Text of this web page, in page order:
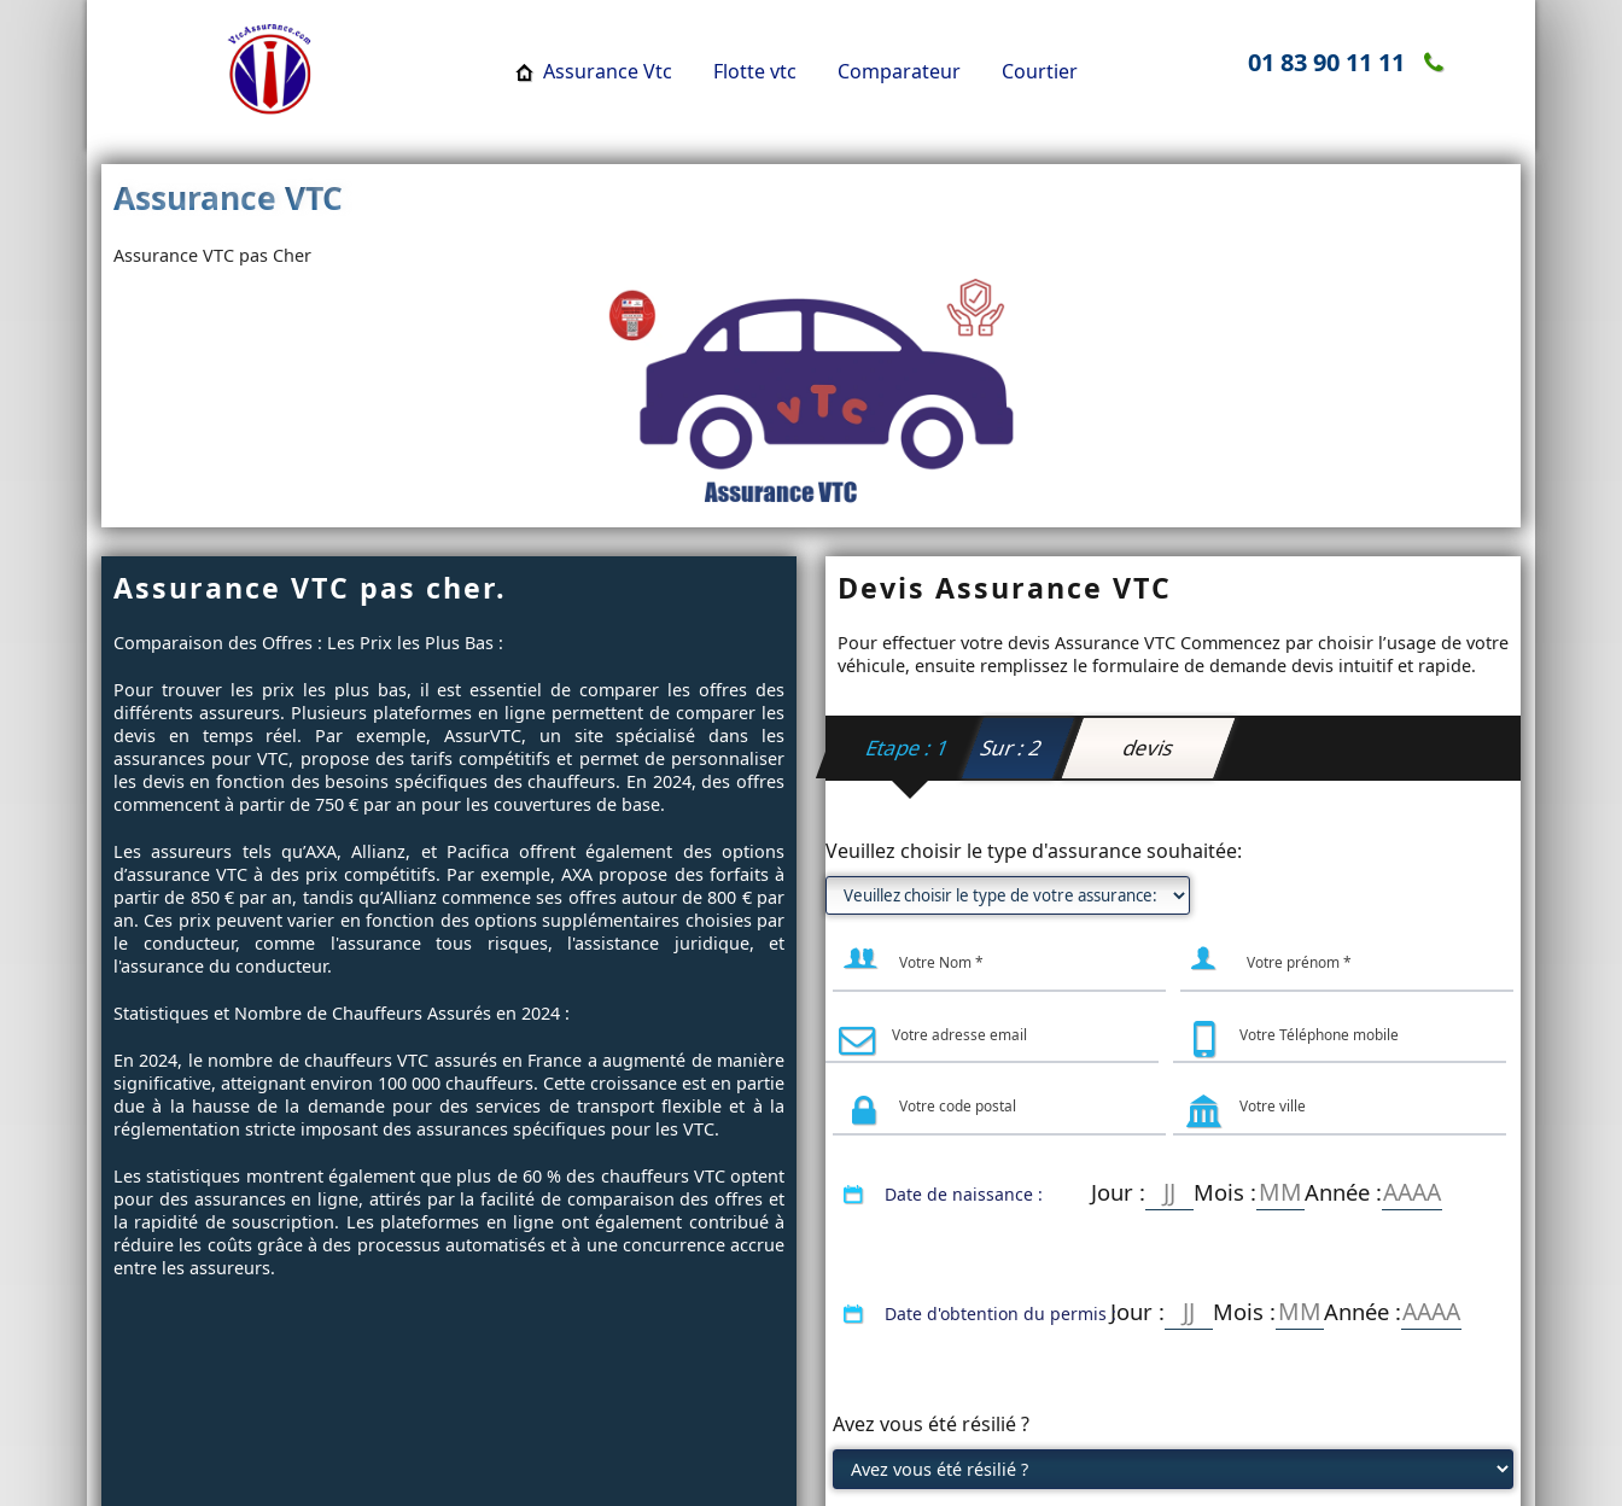
Assurance Vtc Flotte vtc Comparateur Courtier 01 83 90 11 11
Assurance VTC
Assurance VTC pas Cher
Assurance VTC pas cher.
Comparaison des Offres : Les Prix les Plus Bas :
Pour trouver les prix les plus bas, il est essentiel de comparer les offres des
différents assureurs. Plusieurs plateformes en ligne permettent de comparer les
devis en temps réel. Par exemple, AssurVTC, un site spécialisé dans les
assurances pour VTC, propose des tarifs compétitifs et permet de personnaliser
les devis en fonction des besoins spécifiques des chauffeurs. En 2024, des offres
commencent à partir de 750 € par an pour les couvertures de base.
Les assureurs tels qu’AXA, Allianz, et Pacifica offrent également des options
d’assurance VTC à des prix compétitifs. Par exemple, AXA propose des forfaits à
partir de 850 € par an, tandis qu’Allianz commence ses offres autour de 800 € par
an. Ces prix peuvent varier en fonction des options supplémentaires choisies par
le conducteur, comme l'assurance tous risques, l'assistance juridique, et
l'assurance du conducteur.
Statistiques et Nombre de Chauffeurs Assurés en 2024 :
En 2024, le nombre de chauffeurs VTC assurés en France a augmenté de manière
significative, atteignant environ 100 000 chauffeurs. Cette croissance est en partie
due à la hausse de la demande pour des services de transport flexible et à la
réglementation stricte imposant des assurances spécifiques pour les VTC.
Les statistiques montrent également que plus de 60 % des chauffeurs VTC optent
pour des assurances en ligne, attirés par la facilité de comparaison des offres et
la rapidité de souscription. Les plateformes en ligne ont également contribué à
réduire les coûts grâce à des processus automatisés et à une concurrence accrue
entre les assureurs.
Devis Assurance VTC
Pour effectuer votre devis Assurance VTC Commencez par choisir l’usage de votre
véhicule, ensuite remplissez le formulaire de demande devis intuitif et rapide.
Etape : 1 Sur : 2 devis
Veuillez choisir le type d'assurance souhaitée:
Date de naissance : Jour : Mois : Année :
Date d'obtention du permis :Jour : Mois : Année :
Avez vous été résilié ?